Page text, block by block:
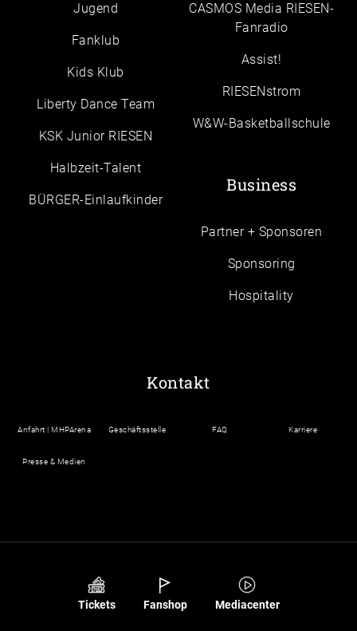
Jugend
Fanklub
Kids Klub
Liberty Dance Team
KSK Junior RIESEN
Halbzeit-Talent
BÜRGER-Einlaufkinder
CASMOS Media RIESEN-
Fanradio
Assist!
RIESENstrom
W&W-Basketballschule
Business
Partner + Sponsoren
Sponsoring
Hospitality
Kontakt
Anfahrt | MHPArena Geschäftsstelle FAQ Karriere
Presse & Medien
Tickets Fanshop Mediacenter